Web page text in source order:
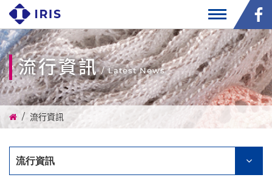
流行資訊 / Latest News
流行資訊
流行資訊